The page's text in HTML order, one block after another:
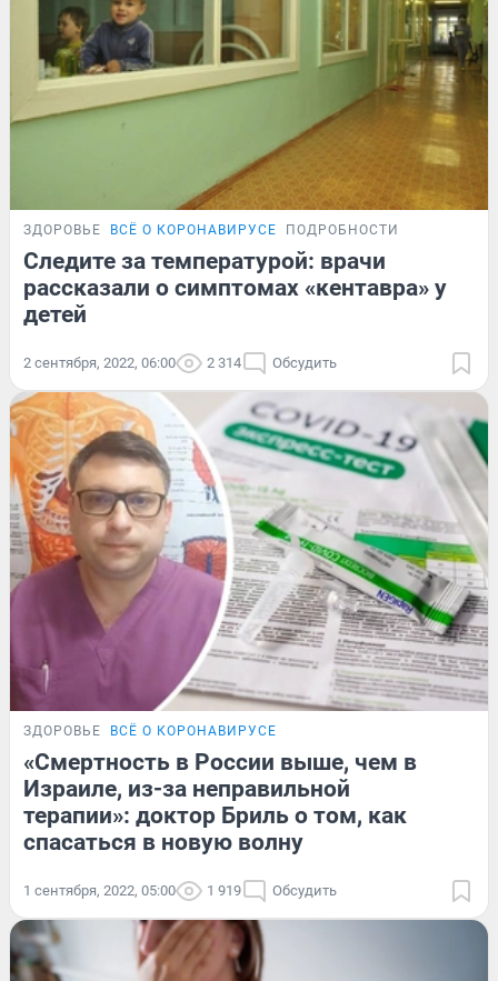
ЗДОРОВЬЕ ВСЁ О КОРОНАВИРУСЕ ПОДРОБНОСТИ
Следите за температурой: врачи
рассказали о симптомах «кентавра» у
детей
2 сентября, 2022, 06:00 2 314 Обсудить
ЗДОРОВЬЕ ВСЁ О КОРОНАВИРУСЕ
«Смертность в России выше, чем в
Израиле, из-за неправильной
терапии»: доктор Бриль о том, как
спасаться в новую волну
1 сентября, 2022, 05:00 1 919 Обсудить